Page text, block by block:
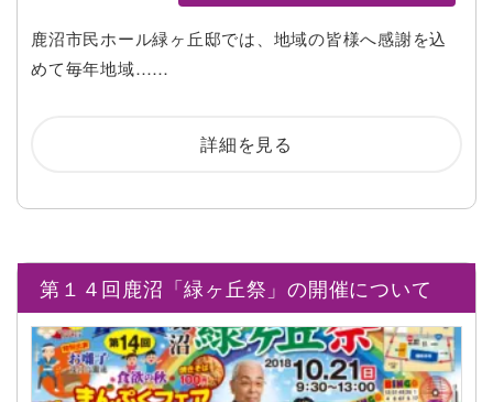
鹿沼市民ホール緑ヶ丘邸では、地域の皆様へ感謝を込
めて毎年地域……
詳細を見る
第１４回鹿沼「緑ヶ丘祭」の開催について